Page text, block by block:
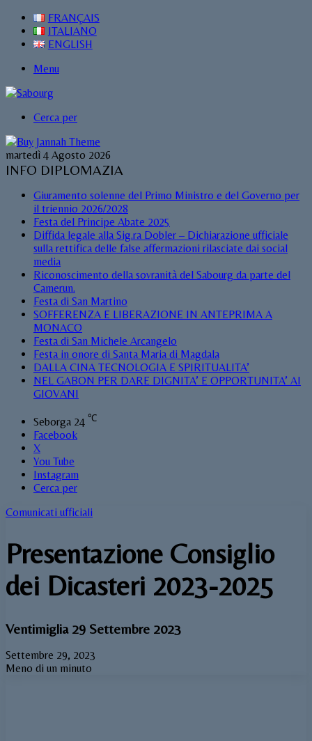
FRANÇAIS
ITALIANO
ENGLISH
Menu
Cerca per
martedì 4 Agosto 2026
INFO DIPLOMAZIA
Giuramento solenne del Primo Ministro e del Governo per
il triennio 2026/2028
Festa del Principe Abate 2025
Diffida legale alla Sig.ra Dobler – Dichiarazione ufficiale
sulla rettifica delle false affermazioni rilasciate dai social
media
Riconoscimento della sovranità del Sabourg da parte del
Camerun.
Festa di San Martino
SOFFERENZA E LIBERAZIONE IN ANTEPRIMA A
MONACO
Festa di San Michele Arcangelo
Festa in onore di Santa Maria di Magdala
DALLA CINA TECNOLOGIA E SPIRITUALITA’
NEL GABON PER DARE DIGNITA’ E OPPORTUNITA’ AI
GIOVANI
Seborga 24 ℃
Facebook
X
You Tube
Instagram
Cerca per
Comunicati ufficiali
Presentazione Consiglio
dei Dicasteri 2023-2025
Ventimiglia 29 Settembre 2023
Settembre 29, 2023
Meno di un minuto